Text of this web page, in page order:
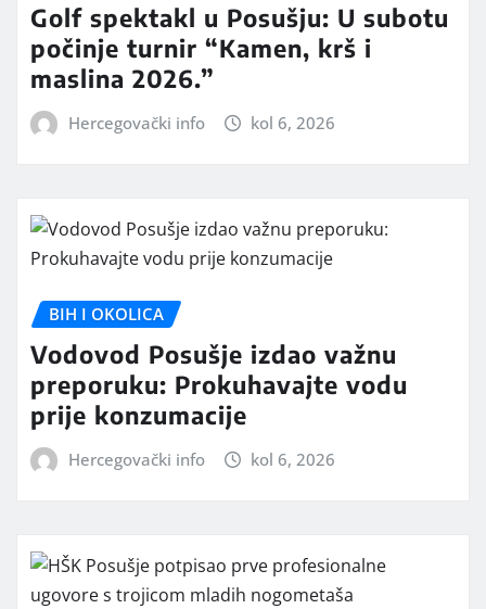
Golf spektakl u Posušju: U subotu
počinje turnir “Kamen, krš i
maslina 2026.”
Hercegovački info kol 6, 2026
BIH I OKOLICA
Vodovod Posušje izdao važnu
preporuku: Prokuhavajte vodu
prije konzumacije
Hercegovački info kol 6, 2026